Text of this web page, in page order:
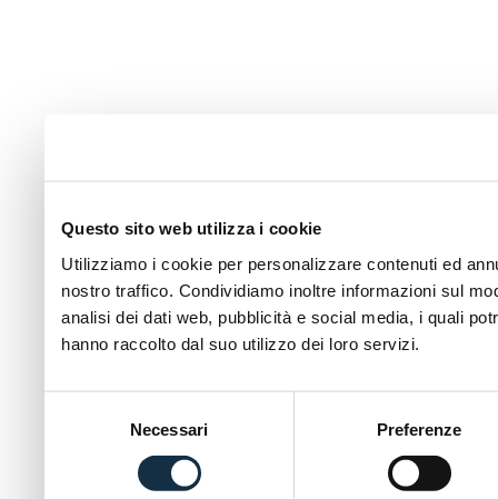
Questo sito web utilizza i cookie
Utilizziamo i cookie per personalizzare contenuti ed
nostro traffico. Condividiamo inoltre informazioni sul
analisi dei dati web, pubblicità e social media, i quali
hanno raccolto dal suo utilizzo dei loro servizi.
Necessari Preferenze